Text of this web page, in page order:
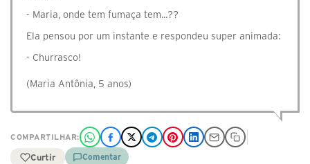
- Maria, onde tem fumaça tem...??
Ela pensou por um instante e respondeu super animada:
- Churrasco!
(Maria Antônia, 5 anos)
COMPARTILHAR:
Curtir Comentar